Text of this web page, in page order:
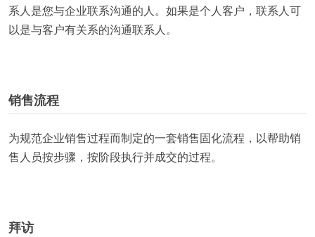
系人是您与企业联系沟通的人。如果是个人客户，联系人可
以是与客户有关系的沟通联系人。
销售流程
为规范企业销售过程而制定的一套销售固化流程，以帮助销
售人员按步骤，按阶段执行并成交的过程。
拜访